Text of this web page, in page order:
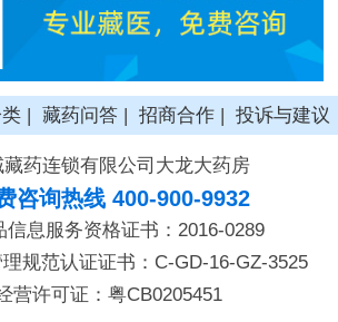
| 藏药问答| 招商合作| 投诉与建议
藏药连锁有限公司大龙大药房
咨询热线 400-900-9932
信息服务资格证书：2016-0289
规范认证证书：C-GD-16-GZ-3525
营许可证：粤CB0205451